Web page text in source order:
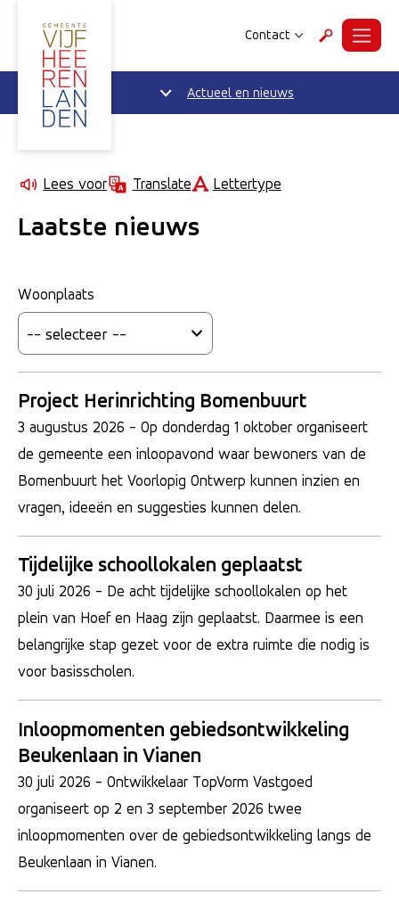
Contact ZoekenMenu
Actueel en nieuws
Lees voor Translate Lettertype
Laatste nieuws
Woonplaats
Project Herinrichting Bomenbuurt
3 augustus 2026 - Op donderdag 1 oktober organiseert
de gemeente een inloopavond waar bewoners van de
Bomenbuurt het Voorlopig Ontwerp kunnen inzien en
vragen, ideeën en suggesties kunnen delen.
Tijdelijke schoollokalen geplaatst
30 juli 2026 - De acht tijdelijke schoollokalen op het
plein van Hoef en Haag zijn geplaatst. Daarmee is een
belangrijke stap gezet voor de extra ruimte die nodig is
voor basisscholen.
Inloopmomenten gebiedsontwikkeling
Beukenlaan in Vianen
30 juli 2026 - Ontwikkelaar TopVorm Vastgoed
organiseert op 2 en 3 september 2026 twee
inloopmomenten over de gebiedsontwikkeling langs de
Beukenlaan in Vianen.